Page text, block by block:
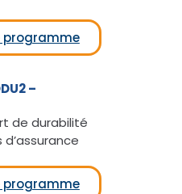
programme
–
de durabilité
programme